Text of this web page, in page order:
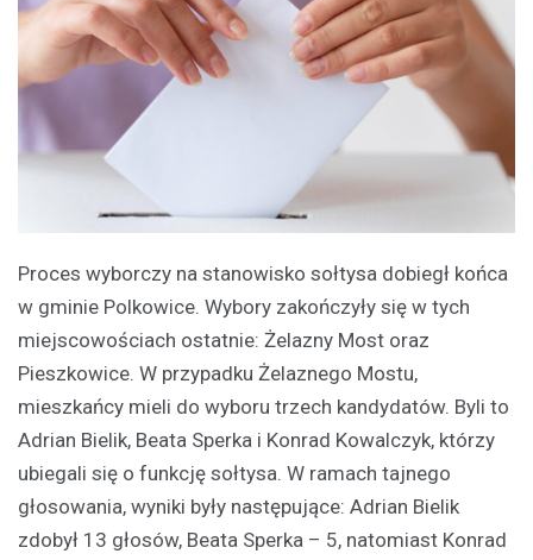
Proces wyborczy na stanowisko sołtysa dobiegł końca
w gminie Polkowice. Wybory zakończyły się w tych
miejscowościach ostatnie: Żelazny Most oraz
Pieszkowice. W przypadku Żelaznego Mostu,
mieszkańcy mieli do wyboru trzech kandydatów. Byli to
Adrian Bielik, Beata Sperka i Konrad Kowalczyk, którzy
ubiegali się o funkcję sołtysa. W ramach tajnego
głosowania, wyniki były następujące: Adrian Bielik
zdobył 13 głosów, Beata Sperka – 5, natomiast Konrad